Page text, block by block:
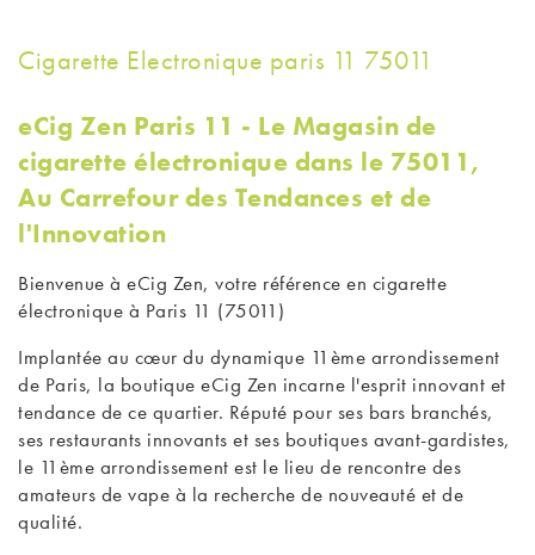
Cigarette Electronique paris 11 75011
eCig Zen Paris 11 - Le Magasin de
cigarette électronique dans le 75011,
Au Carrefour des Tendances et de
l'Innovation
Bienvenue à eCig Zen, votre référence en cigarette
électronique à Paris 11 (75011)
Implantée au cœur du dynamique 11ème arrondissement
de Paris, la boutique eCig Zen incarne l'esprit innovant et
tendance de ce quartier. Réputé pour ses bars branchés,
ses restaurants innovants et ses boutiques avant-gardistes,
le 11ème arrondissement est le lieu de rencontre des
amateurs de vape à la recherche de nouveauté et de
qualité.